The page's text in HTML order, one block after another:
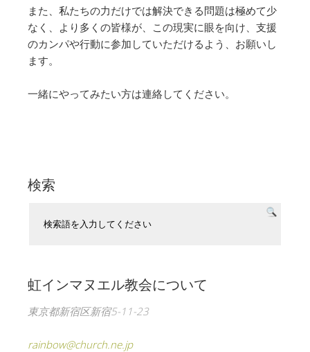
また、私たちの力だけでは解決できる問題は極めて少
なく、より多くの皆様が、この現実に眼を向け、支援
のカンパや行動に参加していただけるよう、お願いし
ます。
一緒にやってみたい方は連絡してください。
検索
虹インマヌエル教会について
東京都新宿区新宿5-11-23
rainbow@church.ne.jp